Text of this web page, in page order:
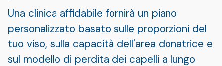
Una clinica affidabile fornirà un piano
personalizzato basato sulle proporzioni del
tuo viso, sulla capacità dell'area donatrice e
sul modello di perdita dei capelli a lungo